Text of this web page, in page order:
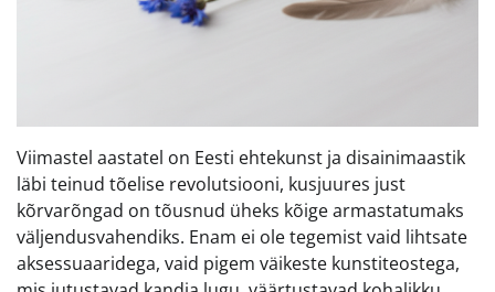
Viimastel aastatel on Eesti ehtekunst ja disainimaastik
läbi teinud tõelise revolutsiooni, kusjuures just
kõrvarõngad on tõusnud üheks kõige armastatumaks
väljendusvahendiks. Enam ei ole tegemist vaid lihtsate
aksessuaaridega, vaid pigem väikeste kunstiteostega,